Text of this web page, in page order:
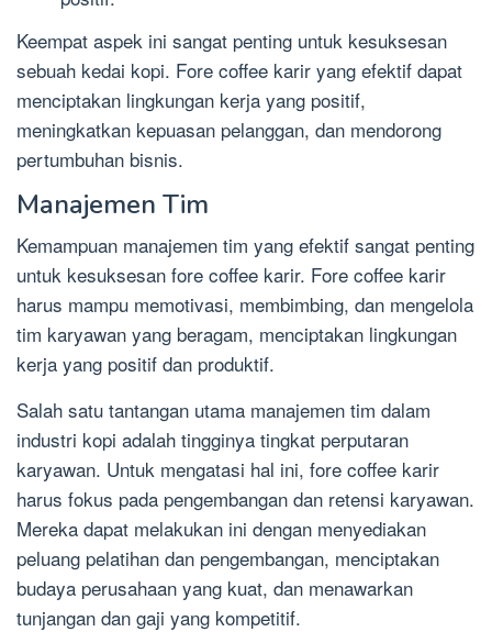
Keempat aspek ini sangat penting untuk kesuksesan
sebuah kedai kopi. Fore coffee karir yang efektif dapat
menciptakan lingkungan kerja yang positif,
meningkatkan kepuasan pelanggan, dan mendorong
pertumbuhan bisnis.
Manajemen Tim
Kemampuan manajemen tim yang efektif sangat penting
untuk kesuksesan fore coffee karir. Fore coffee karir
harus mampu memotivasi, membimbing, dan mengelola
tim karyawan yang beragam, menciptakan lingkungan
kerja yang positif dan produktif.
Salah satu tantangan utama manajemen tim dalam
industri kopi adalah tingginya tingkat perputaran
karyawan. Untuk mengatasi hal ini, fore coffee karir
harus fokus pada pengembangan dan retensi karyawan.
Mereka dapat melakukan ini dengan menyediakan
peluang pelatihan dan pengembangan, menciptakan
budaya perusahaan yang kuat, dan menawarkan
tunjangan dan gaji yang kompetitif.